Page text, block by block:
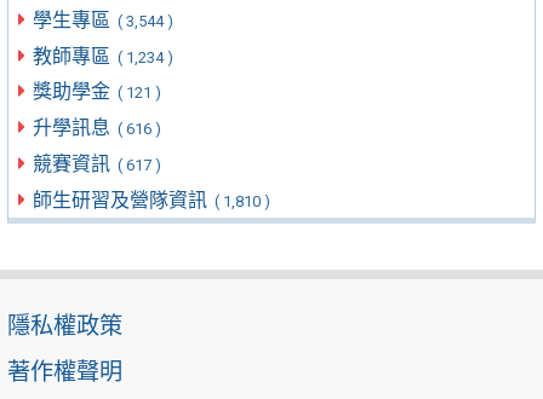
學生專區 ( 3,544 )
教師專區 ( 1,234 )
獎助學金 ( 121 )
升學訊息 ( 616 )
競賽資訊 ( 617 )
師生研習及營隊資訊 ( 1,810 )
隱私權政策
著作權聲明